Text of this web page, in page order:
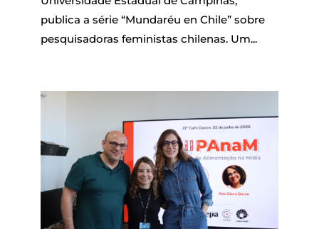
publica a série “Mundaréu en Chile” sobre
pesquisadoras feministas chilenas. Um...